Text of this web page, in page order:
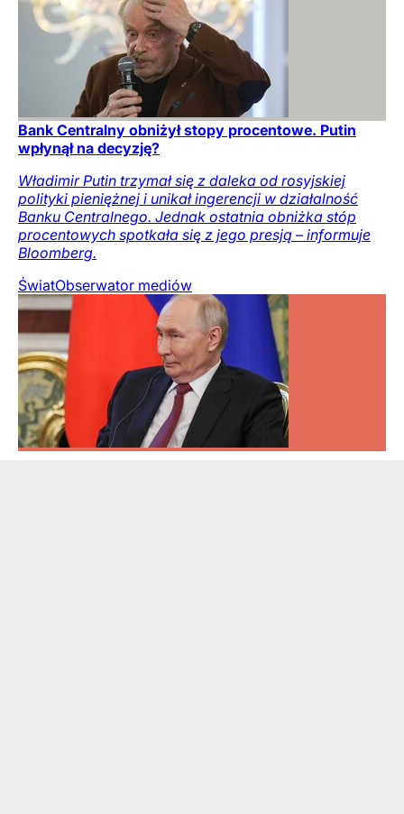
Bank Centralny obniżył stopy procentowe. Putin
wpłynął na decyzję?
Władimir Putin trzymał się z daleka od rosyjskiej
polityki pieniężnej i unikał ingerencji w działalność
Banku Centralnego. Jednak ostatnia obniżka stóp
procentowych spotkała się z jego presją – informuje
Bloomberg.
ŚwiatObserwator mediów